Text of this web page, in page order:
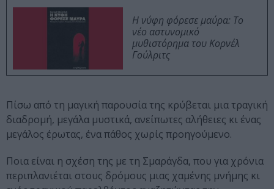
Η νύφη φόρεσε μαύρα: Το
νέο αστυνομικό
μυθιστόρημα του Κορνέλ
Γούλριτς
Πίσω από τη μαγική παρουσία της κρύβεται μια τραγική
διαδρομή, μεγάλα μυστικά, ανείπωτες αλήθειες κι ένας
μεγάλος έρωτας, ένα πάθος χωρίς προηγούμενο.
Ποια είναι η σχέση της με τη Σμαράγδα, που για χρόνια
περιπλανιέται στους δρόμους μιας χαμένης μνήμης κι